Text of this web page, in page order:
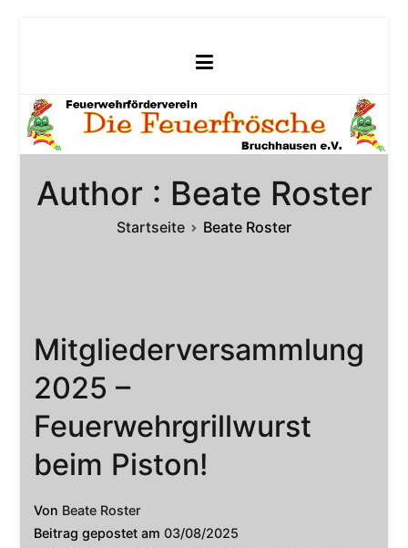
Author : Beate Roster
Startseite Beate Roster
Mitgliederversammlung
2025 –
Feuerwehrgrillwurst
beim Piston!
Von Beate Roster
Beitrag gepostet am03/08/2025